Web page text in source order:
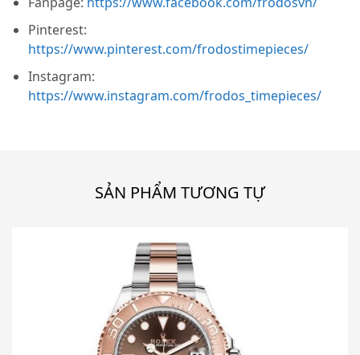
Pinterest:
https://www.pinterest.com/frodostimepieces/
Instagram:
https://www.instagram.com/frodos_timepieces/
SẢN PHẨM TƯƠNG TỰ